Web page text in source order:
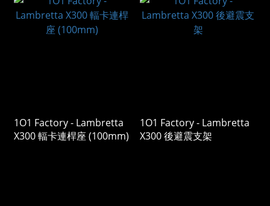
1O1 Factory - Lambretta
X300 輻卡連桿座 (100mm)
1O1 Factory - Lambretta
X300 後避震支架